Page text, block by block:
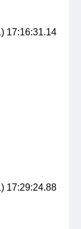
17:16:31.14
17:29:24.88